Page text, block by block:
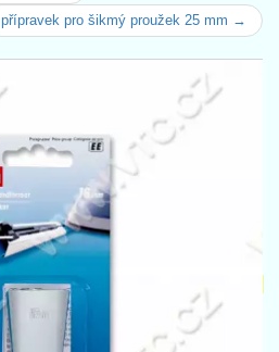
přípravek pro šikmý proužek 25 mm →